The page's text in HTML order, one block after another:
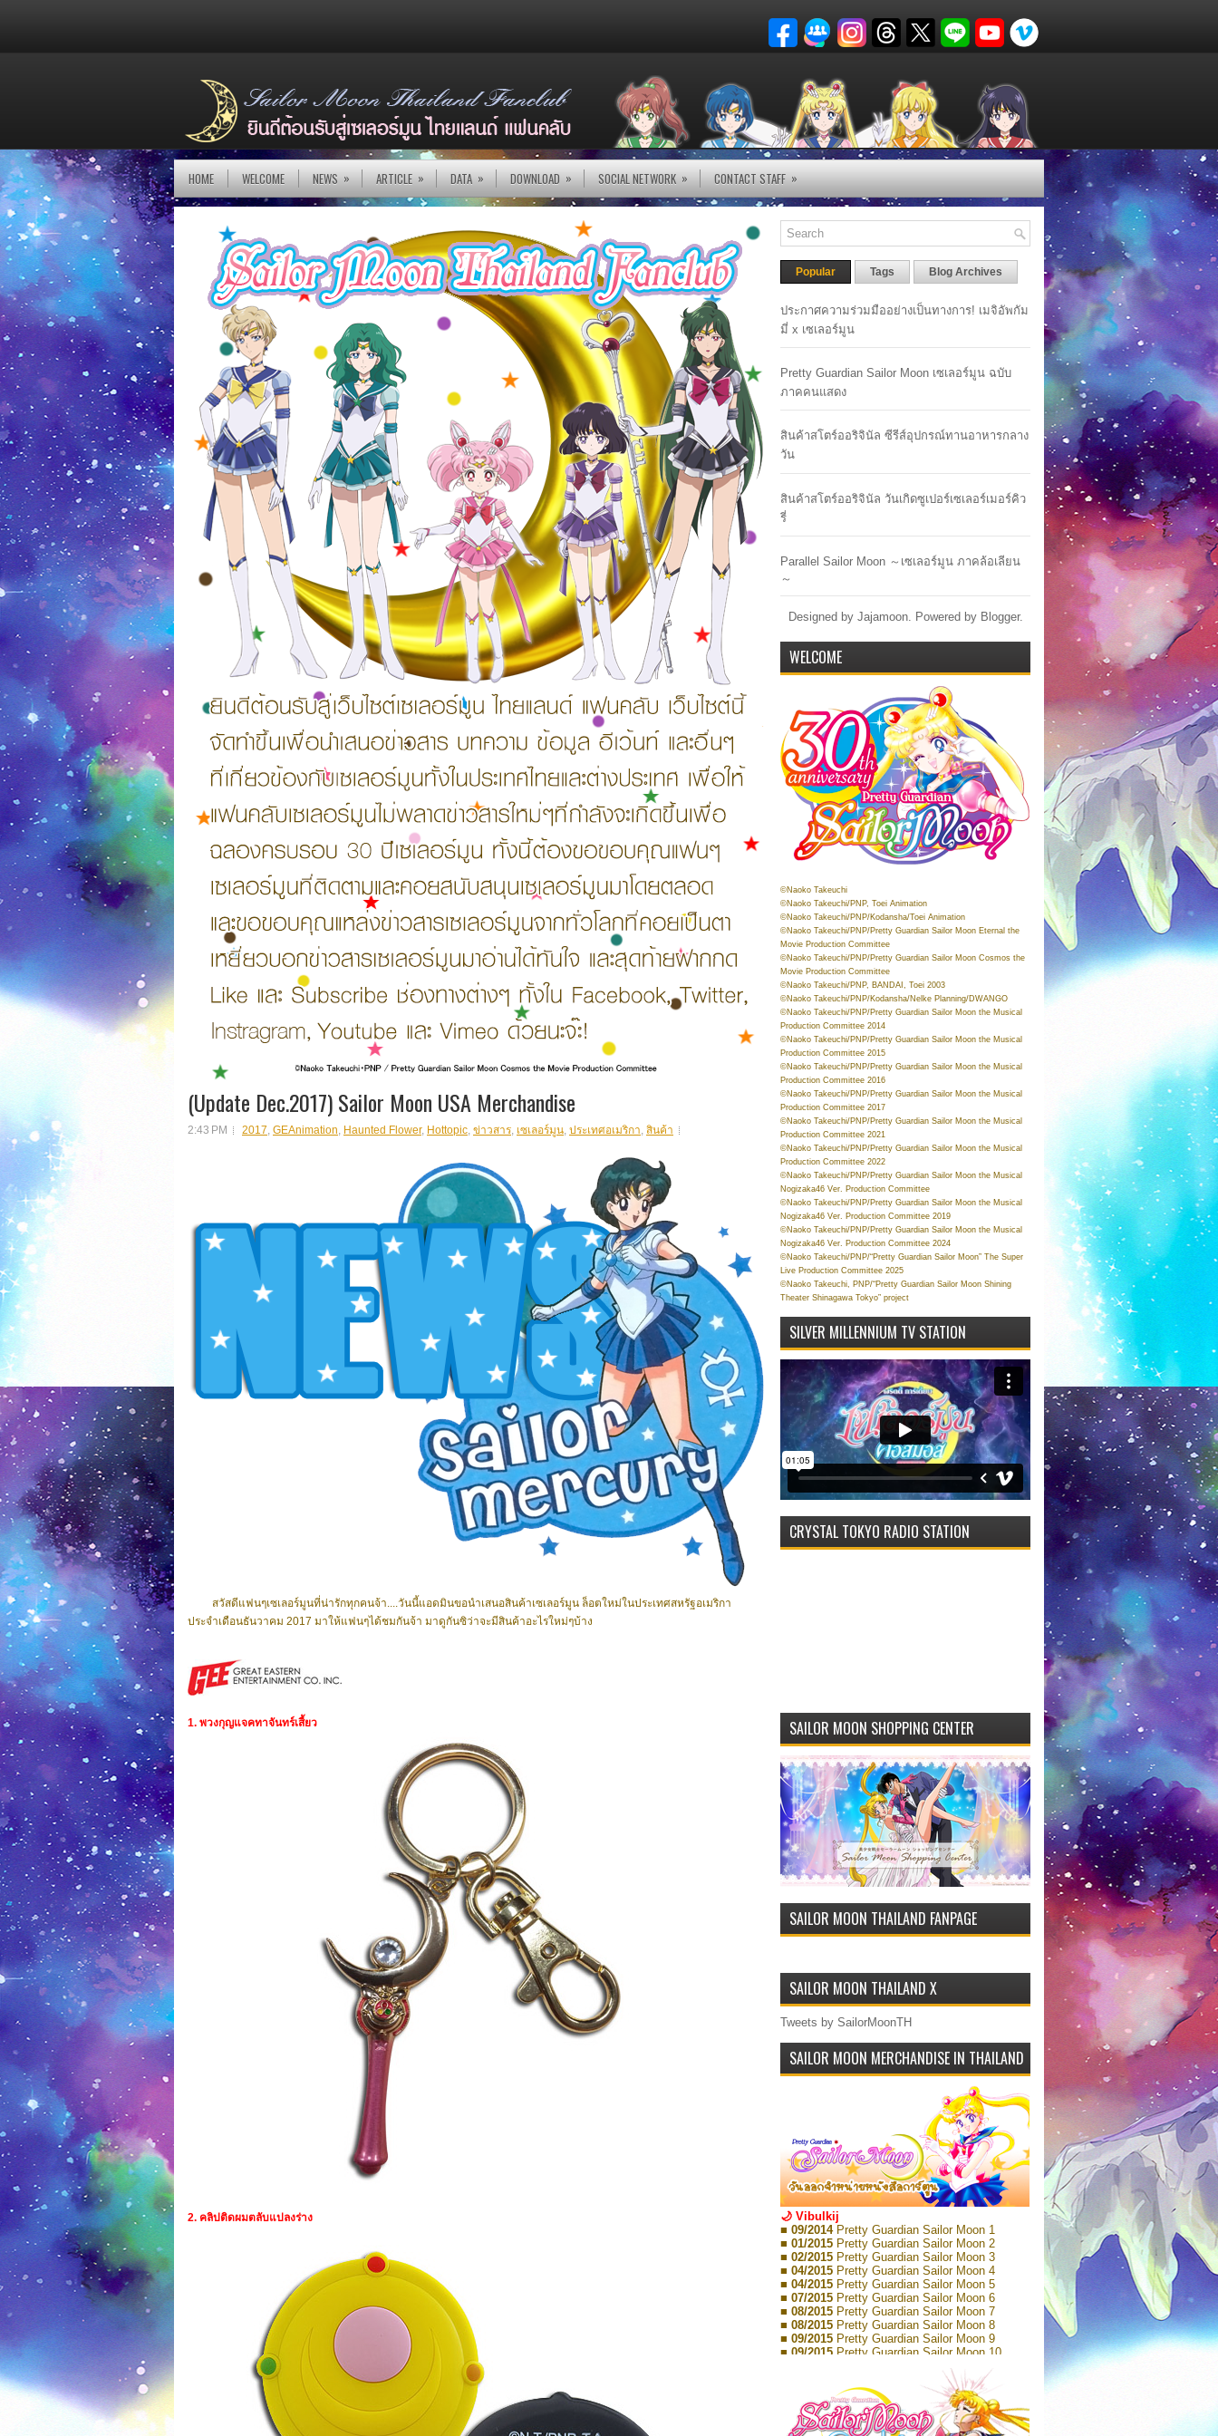
HOME WELCOME NEWS » ARTICLE » DATA » DOWNLOAD » SOCIAL NETWORK » CONTACT STAFF »
(Update Dec.2017) Sailor Moon USA Merchandise
2:43 PM 2017, GEAnimation, Haunted Flower, Hottopic, ข่าวสาร, เซเลอร์มูน, ประเทศอเมริกา, สินค้า
สวัสดีแฟนๆเซเลอร์มูนที่น่ารักทุกคนจ้า....วันนี้แอดมินขอนำเสนอสินค้าเซเลอร์มูน ล็อตใหม่ในประเทศสหรัฐอเมริกา
ประจำเดือนธันวาคม 2017 มาให้แฟนๆได้ชมกันจ้า มาดูกันซิว่าจะมีสินค้าอะไรใหม่ๆบ้าง
1. พวงกุญแจคทาจันทร์เสี้ยว
2. คลิปติดผมตลับแปลงร่าง
Popular Tags Blog Archives
ประกาศความร่วมมืออย่างเป็นทางการ! เมจิอัพกัม
มี่ x เซเลอร์มูน
Pretty Guardian Sailor Moon เซเลอร์มูน ฉบับ
ภาคคนแสดง
สินค้าสโตร์ออริจินัล ซีรีส์อุปกรณ์ทานอาหารกลาง
วัน
สินค้าสโตร์ออริจินัล วันเกิดซูเปอร์เซเลอร์เมอร์คิว
รี่
Parallel Sailor Moon ～เซเลอร์มูน ภาคล้อเลียน
～
Designed by Jajamoon. Powered by Blogger.
WELCOME
©Naoko Takeuchi
©Naoko Takeuchi/PNP, Toei Animation
©Naoko Takeuchi/PNP/Kodansha/Toei Animation
©Naoko Takeuchi/PNP/Pretty Guardian Sailor Moon Eternal the
Movie Production Committee
©Naoko Takeuchi/PNP/Pretty Guardian Sailor Moon Cosmos the
Movie Production Committee
©Naoko Takeuchi/PNP, BANDAI, Toei 2003
©Naoko Takeuchi/PNP/Kodansha/Nelke Planning/DWANGO
©Naoko Takeuchi/PNP/Pretty Guardian Sailor Moon the Musical
Production Committee 2014
©Naoko Takeuchi/PNP/Pretty Guardian Sailor Moon the Musical
Production Committee 2015
©Naoko Takeuchi/PNP/Pretty Guardian Sailor Moon the Musical
Production Committee 2016
©Naoko Takeuchi/PNP/Pretty Guardian Sailor Moon the Musical
Production Committee 2017
©Naoko Takeuchi/PNP/Pretty Guardian Sailor Moon the Musical
Production Committee 2021
©Naoko Takeuchi/PNP/Pretty Guardian Sailor Moon the Musical
Production Committee 2022
©Naoko Takeuchi/PNP/Pretty Guardian Sailor Moon the Musical
Nogizaka46 Ver. Production Committee
©Naoko Takeuchi/PNP/Pretty Guardian Sailor Moon the Musical
Nogizaka46 Ver. Production Committee 2019
©Naoko Takeuchi/PNP/Pretty Guardian Sailor Moon the Musical
Nogizaka46 Ver. Production Committee 2024
©Naoko Takeuchi/PNP/“Pretty Guardian Sailor Moon” The Super
Live Production Committee 2025
©Naoko Takeuchi, PNP/“Pretty Guardian Sailor Moon Shining
Theater Shinagawa Tokyo” project
SILVER MILLENNIUM TV STATION
CRYSTAL TOKYO RADIO STATION
SAILOR MOON SHOPPING CENTER
SAILOR MOON THAILAND FANPAGE
SAILOR MOON THAILAND X
Tweets by SailorMoonTH
SAILOR MOON MERCHANDISE IN THAILAND
🌙 Vibulkij
■ 09/2014 Pretty Guardian Sailor Moon 1
■ 01/2015 Pretty Guardian Sailor Moon 2
■ 02/2015 Pretty Guardian Sailor Moon 3
■ 04/2015 Pretty Guardian Sailor Moon 4
■ 04/2015 Pretty Guardian Sailor Moon 5
■ 07/2015 Pretty Guardian Sailor Moon 6
■ 08/2015 Pretty Guardian Sailor Moon 7
■ 08/2015 Pretty Guardian Sailor Moon 8
■ 09/2015 Pretty Guardian Sailor Moon 9
■ 09/2015 Pretty Guardian Sailor Moon 10
Pretty Guardian Sailor Moon 11
Pretty Guardian Sailor Moon 12
Pretty Guardian Sailor Moon Short
Stories 1
■ 09/2018Pretty Guardian Sailor Moon Short